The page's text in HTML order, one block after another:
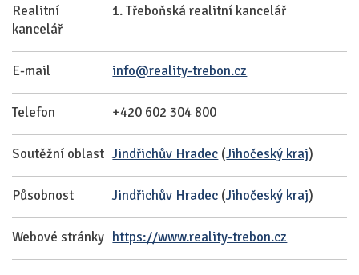
Realitní
kancelář
1. Třeboňská realitní kancelář
E-mail info@reality-trebon.cz
Telefon +420 602 304 800
Soutěžní oblast Jindřichův Hradec (Jihočeský kraj)
Působnost Jindřichův Hradec (Jihočeský kraj)
Webové stránky https://www.reality-trebon.cz